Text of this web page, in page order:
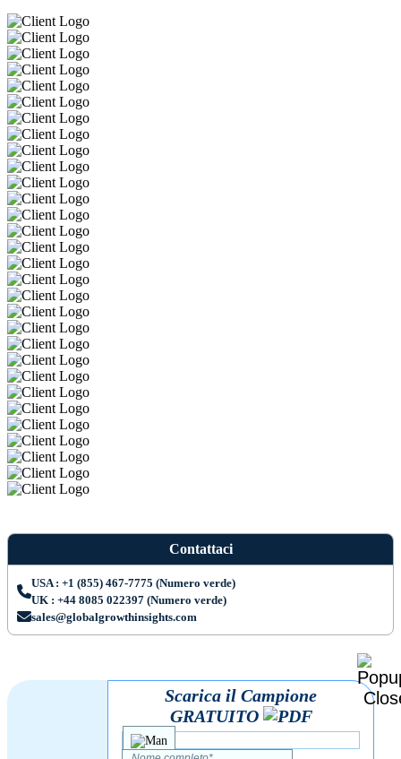
Contattaci
USA : +1 (855) 467-7775 (Numero verde)
UK : +44 8085 022397 (Numero verde)
sales@globalgrowthinsights.com
Scarica il Campione
GRATUITO